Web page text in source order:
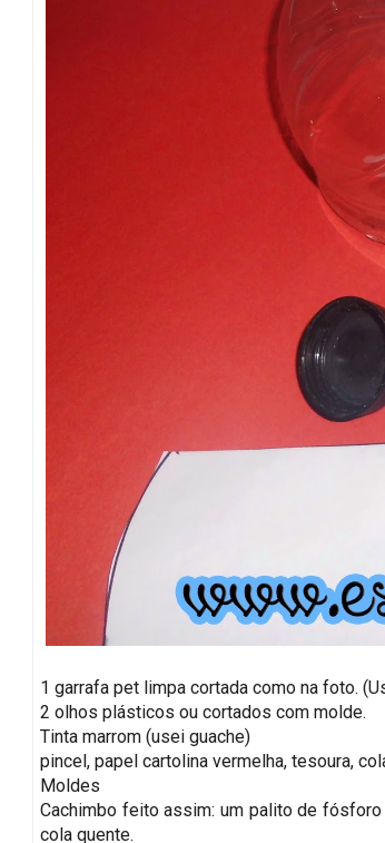
1 garrafa pet limpa cortada como na foto.
2 olhos plásticos ou cortados com molde.
Tinta marrom (usei guache)
pincel, papel cartolina vermelha, tesoura,
Moldes
Cachimbo feito assim: um palito de
cola quente.